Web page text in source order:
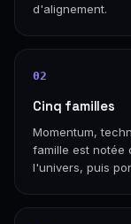
d'alignement.
02
Cinq familles
Momentum,
famille est notée
l'univers, puis